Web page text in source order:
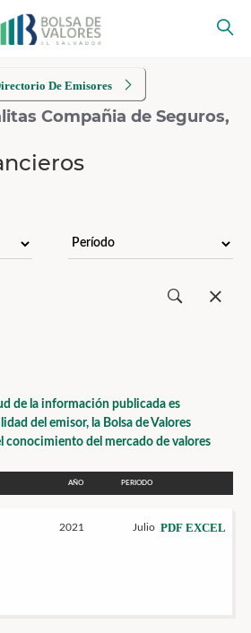
De Emisores
Compañia de Seguros,
de la información publicada es
del emisor, la Bolsa de Valores
conocimiento del mercado de valores
AÑO PERIODO
2021 Julio PDF EXCEL